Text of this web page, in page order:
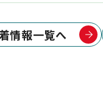
情報一覧へ